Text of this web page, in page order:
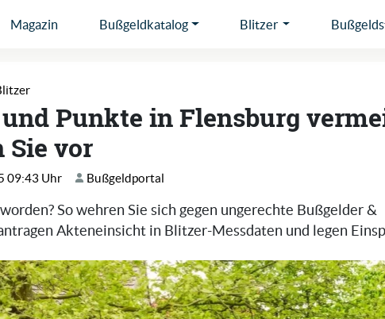
Magazin Bußgeldkatalog Blitzer
Punkte in Flensburg
Sie vor
09:43 Uhr Bußgeldportal
So wehren Sie sich gegen ungerechte Bußgelder &
Akteneinsicht in Blitzer-Messdaten und legen